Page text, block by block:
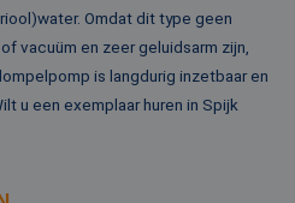
Omdat dit type geen
vacuüm en zeer geluidsarm zijn,
is langdurig inzetbaar en
u een exemplaar huren in Spijk